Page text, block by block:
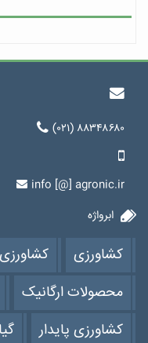
(۰۲۱) ۸۸۳۴۸۶۸۰
info [@] agronic.ir
ابرواژه
کشاورزی
محصولات ارگانیک
کشاورزی پایدار